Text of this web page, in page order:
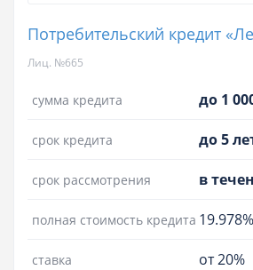
Потребительский кредит
Лиц. №665
сумма кредита до 1
срок кредита до 5
срок рассмотрения в
полная стоимость кредита 19.978%
ставка от 20%